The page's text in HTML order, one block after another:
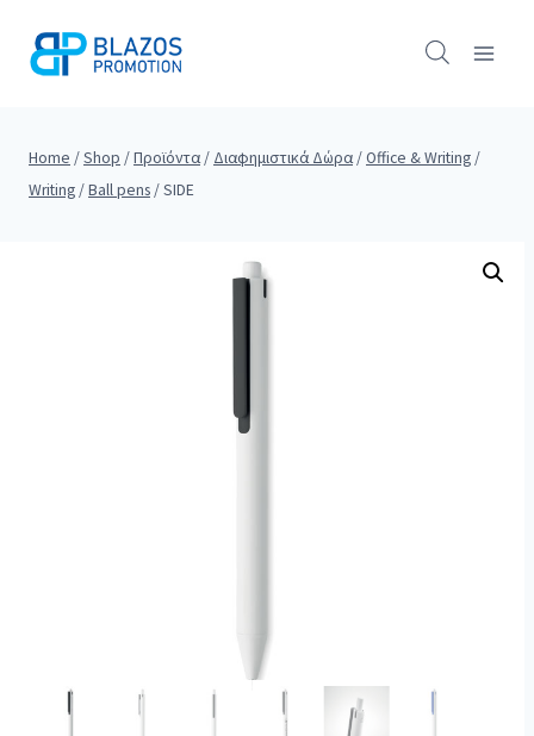
Home /Shop /Προϊόντα / Διαφημιστικά Δώρα /Office & Writing /
Writing /Ball pens /SIDE